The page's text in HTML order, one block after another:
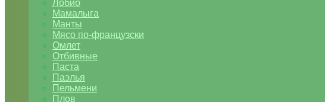
Лобио
Мамалыга
Манты
Мясо по-французски
Омлет
Отбивные
Паста
Паэлья
Пельмени
Плов